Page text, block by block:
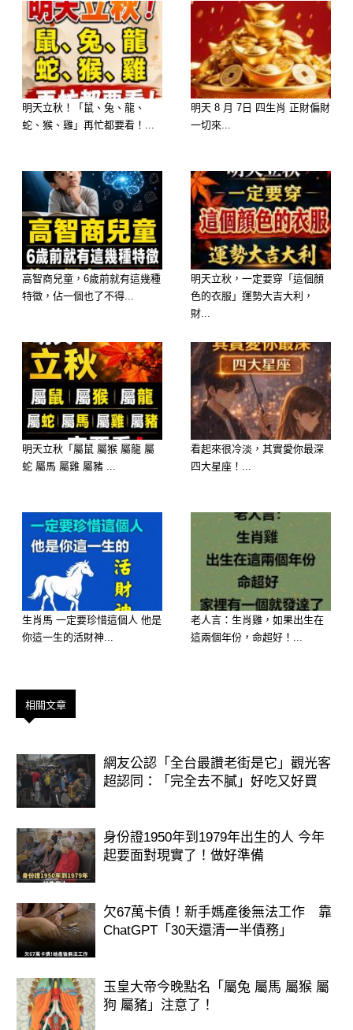
明天立秋！「鼠、兔、龍、
蛇、猴、雞」再忙都要看！...
明天 8 月 7日 四生肖 正財偏財
一切來...
高智商兒童，6歲前就有這幾種
特徵，佔一個也了不得...
明天立秋，一定要穿「這個顏
色的衣服」運勢大吉大利，
財...
明天立秋「屬鼠 屬猴 屬龍 屬
蛇 屬馬 屬雞 屬豬 ...
看起來很冷淡，其實愛你最深
四大星座！...
生肖馬 一定要珍惜這個人 他是
你這一生的活財神...
老人言：生肖雞，如果出生在
這兩個年份，命超好！...
相關文章
網友公認「全台最讚老街是它」觀光客
超認同：「完全去不膩」好吃又好買
身份證1950年到1979年出生的人 今年
起要面對現實了！做好準備
欠67萬卡債！新手媽產後無法工作 靠
ChatGPT「30天還清一半債務」
玉皇大帝今晚點名「屬兔 屬馬 屬猴 屬
狗 屬豬」注意了！